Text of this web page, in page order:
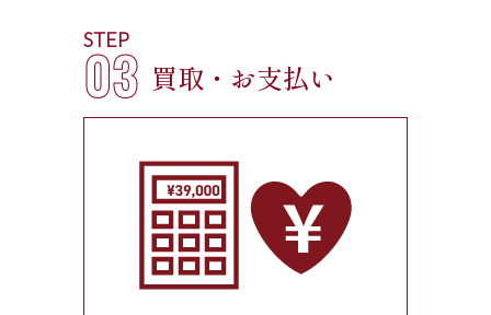
STEP
03 買取・お支払い